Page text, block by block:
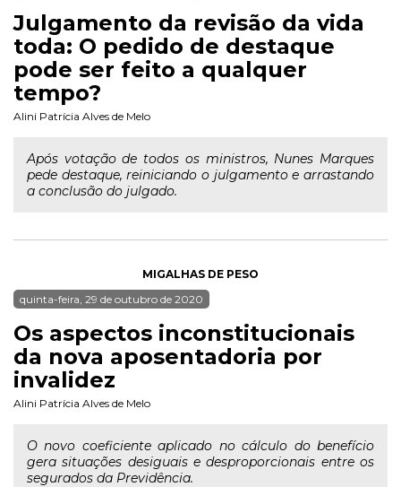
Julgamento da revisão da vida
toda: O pedido de destaque
pode ser feito a qualquer
tempo?
Alini Patrícia Alves de Melo
Após votação de todos os ministros, Nunes Marques
pede destaque, reiniciando o julgamento e arrastando
a conclusão do julgado.
MIGALHAS DE PESO
quinta-feira, 29 de outubro de 2020
Os aspectos inconstitucionais
da nova aposentadoria por
invalidez
Alini Patrícia Alves de Melo
O novo coeficiente aplicado no cálculo do benefício
gera situações desiguais e desproporcionais entre os
segurados da Previdência.